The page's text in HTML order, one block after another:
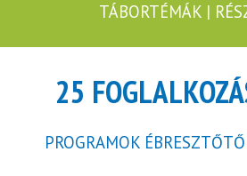
TÁBORTÉMÁK |
25
PROGRAMOK